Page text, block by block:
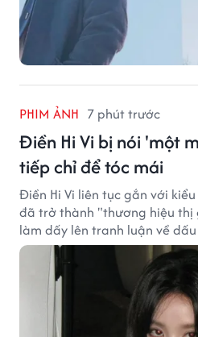
PHIM ẢNH 7 phút trước
Điền Hi Vi bị nói 'một
tiếp chỉ để tóc mái
Điền Hi Vi liên tục gắn với
đã trở thành "thương hiệu thị
làm dấy lên tranh luận về
năng biến hóa trên màn ảnh.